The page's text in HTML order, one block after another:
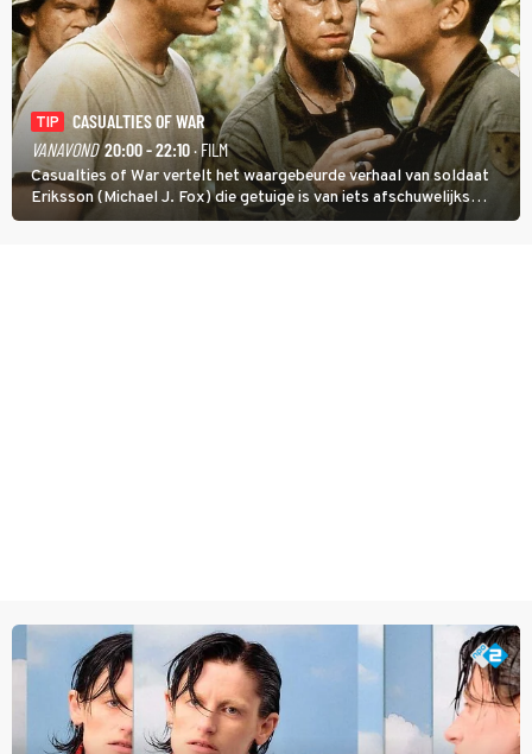
TIP
CASUALTIES OF WAR
VANAVOND 20:00 - 22:10· FILM
Casualties of War vertelt het waargebeurde verhaal van soldaat
Eriksson (Michael J. Fox) die getuige is van iets afschuwelijks
tijdens de Vietnamoorlog. Hij besluit uit de school te klappen.